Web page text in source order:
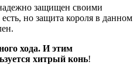
защищен своими
но защита короля в данном
хода. И этим
хитрый конь!